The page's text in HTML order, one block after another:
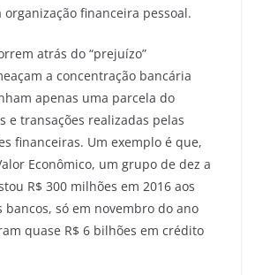
financeira pessoal.
atrás do “prejuízo”
a concentração bancária
apenas uma parcela do
e transações realizadas pelas
financeiras. Um exemplo é que,
Econômico, um grupo de dez a
R$ 300 milhões em 2016 aos
bancos, só em novembro do ano
quase R$ 6 bilhões em crédito